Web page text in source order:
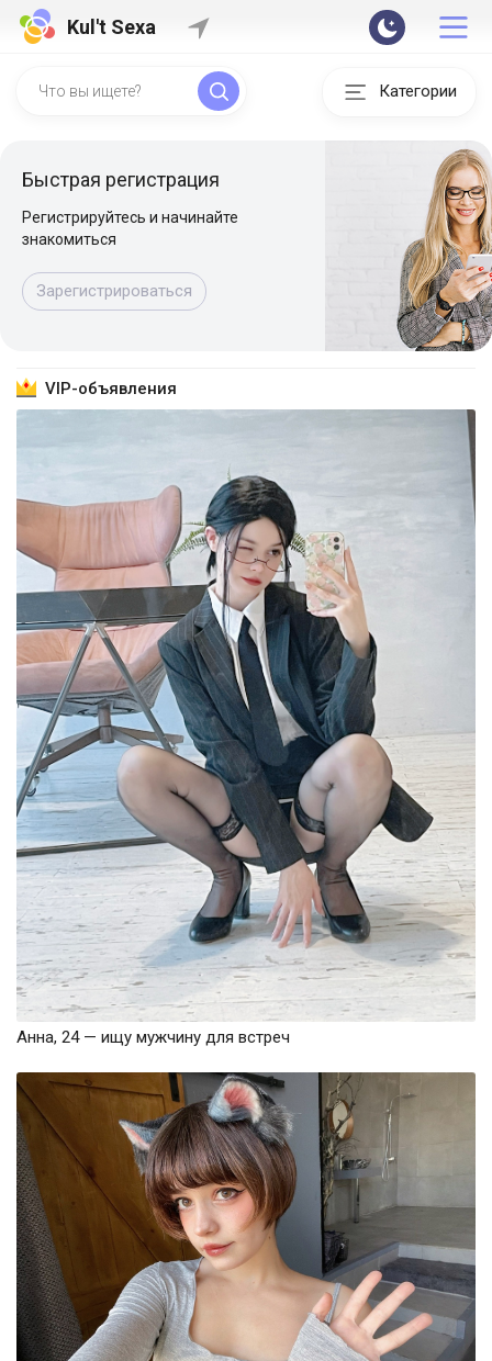
Kul't Sexa
Категории
Быстрая регистрация
Регистрируйтесь и начинайте
знакомиться
Зарегистрироваться
VIP-объявления
Анна, 24 — ищу мужчину для встреч